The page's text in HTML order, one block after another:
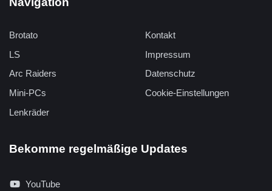
Brotato
LS
Arc Raiders
Mini-PCs
Lenkräder
Kontakt
Impressum
Datenschutz
Cookie-Einstellungen
Bekomme regelmäßige Updates
YouTube